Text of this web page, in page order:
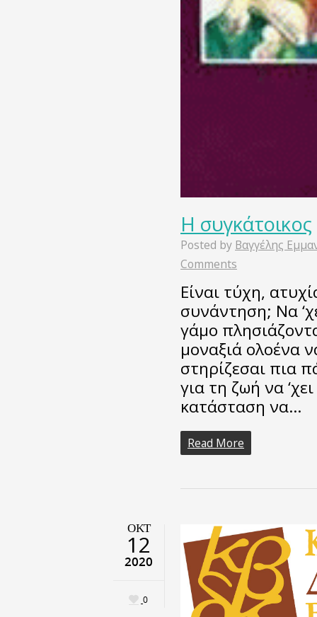
Η συγκάτοικος
Posted by Βαγγέλης
Comments
Είναι τύχη,
συνάντηση; Να
γάμο
μοναξιά ολοένα
στηρίζεσαι πια
για τη ζωή να
κατάσταση να…
Read More
ΟΚΤ
12
2020
0